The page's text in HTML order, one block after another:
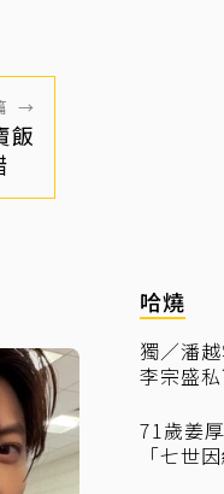
→
飯
哈燒
獨／潘
李宗盛
71歲姜
「七世